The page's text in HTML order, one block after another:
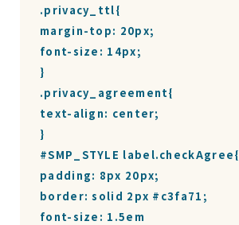
.privacy_ttl{
margin-top: 20px;
font-size: 14px;
}
.privacy_agreement{
text-align: center;
}
#SMP_STYLE label.checkAgree{
padding: 8px 20px;
border: solid 2px #c3fa71;
font-size: 1.5em